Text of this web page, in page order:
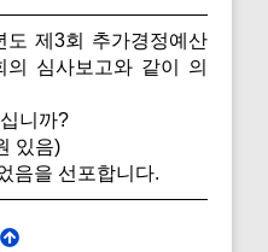
도 제3회 추가경정예산
의 심사보고와 같이 의
니까?
있음)
음을 선포합니다.